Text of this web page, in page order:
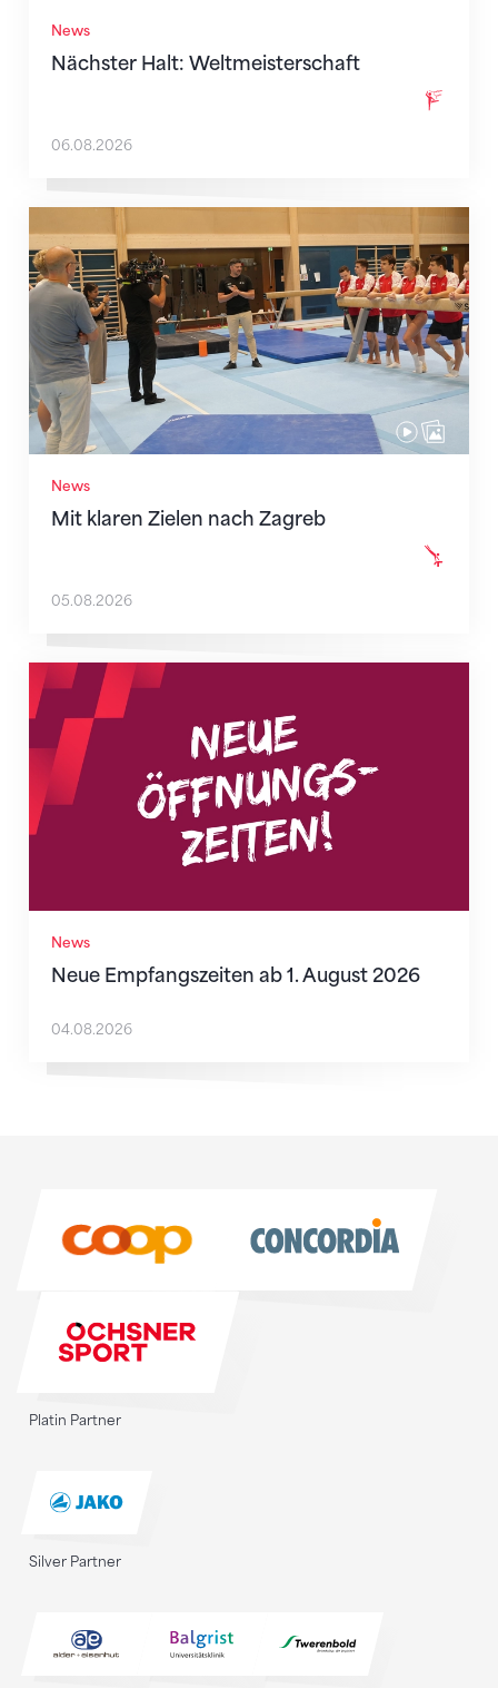
News
Nächster Halt: Weltmeisterschaft
06.08.2026
News
Mit klaren Zielen nach Zagreb
Mit klaren Zielen nach Zagreb
05.08.2026
News
Neue Empfangszeiten ab 1. August 2026
Neue Empfangszeiten ab 1. August 2026
04.08.2026
Platin Partner
Silver Partner